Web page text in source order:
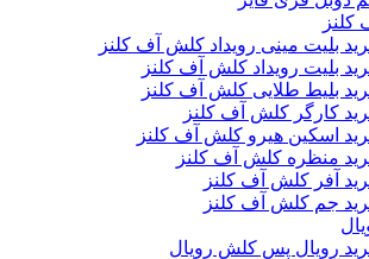
بلیت مینی رویداد کلش آف کلنز
بلیت رویداد کلش آف کلنز
بلیط طلایی کلش آف کلنز
کارگر کلش آف کلنز
اسکین هیرو کلش آف کلنز
منظره کلش آف کلنز
آفر کلش آف کلنز
جم کلش آف کلنز
رویال پس کلش رویال